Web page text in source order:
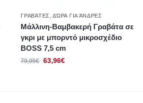
ΓΡΑΒΆΤΕΣ ,ΔΏΡΑ ΓΙΑ ΆΝΔΡΕΣ
Μάλλινη-Βαμβακερή Γραβάτα σε
γκρι με μπορντό μικροσχέδιο
BOSS 7,5 cm
79,95€ 63,96€